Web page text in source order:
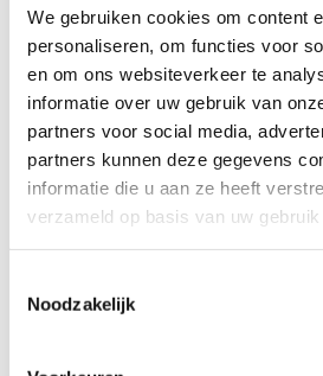
We gebruiken cookies om content
personaliseren, om functies voor
en om ons websiteverkeer te
informatie over uw gebruik van
partners voor social media,
partners kunnen deze gegevens
informatie die u aan ze heeft
verzameld op basis van uw
Noodzakelijk